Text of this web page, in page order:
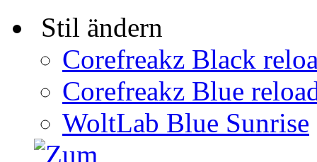
Stil ändern
Corefreakz Black
Corefreakz Blue
WoltLab Blue Sunrise